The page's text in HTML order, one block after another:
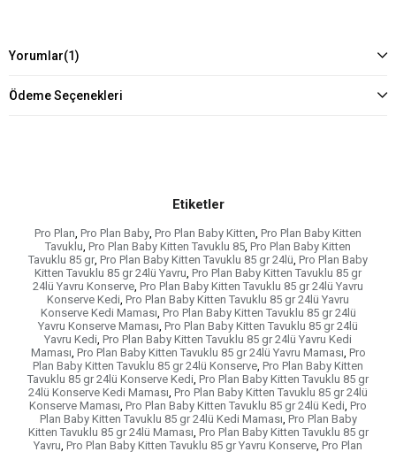
Yorumlar(1)
Ödeme Seçenekleri
Etiketler
Pro Plan Pro Plan Baby Pro Plan Baby Kitten Pro Plan Baby Kitten
Tavuklu Pro Plan Baby Kitten Tavuklu 85 Pro Plan Baby Kitten
Tavuklu 85 gr Pro Plan Baby Kitten Tavuklu 85 gr 24lü Pro Plan Baby
Kitten Tavuklu 85 gr 24lü Yavru Pro Plan Baby Kitten Tavuklu 85 gr
24lü Yavru Konserve Pro Plan Baby Kitten Tavuklu 85 gr 24lü Yavru
Konserve Kedi Pro Plan Baby Kitten Tavuklu 85 gr 24lü Yavru
Konserve Kedi Maması Pro Plan Baby Kitten Tavuklu 85 gr 24lü
Yavru Konserve Maması Pro Plan Baby Kitten Tavuklu 85 gr 24lü
Yavru Kedi Pro Plan Baby Kitten Tavuklu 85 gr 24lü Yavru Kedi
Maması Pro Plan Baby Kitten Tavuklu 85 gr 24lü Yavru Maması Pro
Plan Baby Kitten Tavuklu 85 gr 24lü Konserve Pro Plan Baby Kitten
Tavuklu 85 gr 24lü Konserve Kedi Pro Plan Baby Kitten Tavuklu 85 gr
24lü Konserve Kedi Maması Pro Plan Baby Kitten Tavuklu 85 gr 24lü
Konserve Maması Pro Plan Baby Kitten Tavuklu 85 gr 24lü Kedi Pro
Plan Baby Kitten Tavuklu 85 gr 24lü Kedi Maması Pro Plan Baby
Kitten Tavuklu 85 gr 24lü Maması Pro Plan Baby Kitten Tavuklu 85 gr
Yavru Pro Plan Baby Kitten Tavuklu 85 gr Yavru Konserve Pro Plan